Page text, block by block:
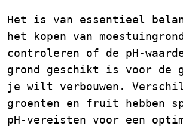
Het is van essentieel
het kopen van
controleren of de pH-
grond geschikt is voor de
je wilt verbouwen.
groenten en fruit hebben
pH-vereisten voor een